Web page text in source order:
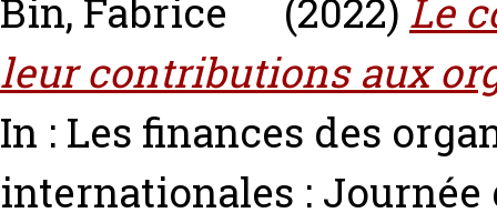
Bin, Fabrice
(2022) Le
leur contributions aux
In : Les finances des
internationales :